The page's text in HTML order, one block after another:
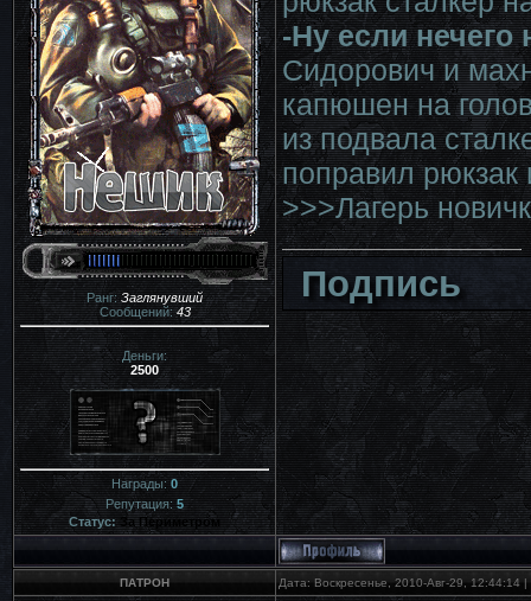
Ранг: Заглянувший
Сообщений:43
Деньги:
2500
Награды: 0
Репутация: 5
Статус: За Периметром
-Ну если нечего
Сидорович и
капюшен на
из подвала
поправил рюкзак
>>>Лагерь
Подпись
ПАТРОН Дата: Воскресенье, 2010-Авг-29,